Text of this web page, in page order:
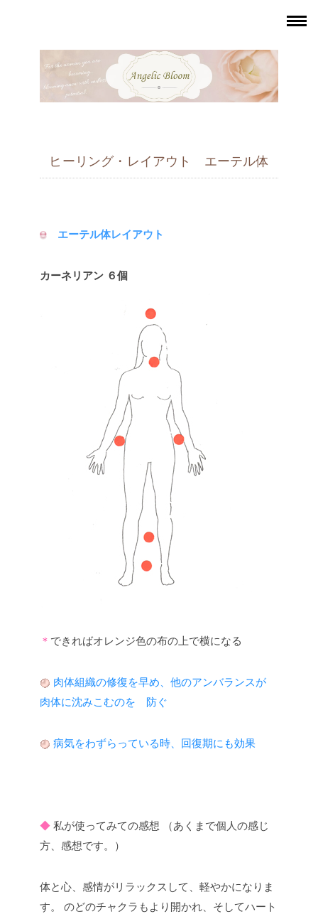
ヒーリング・レイアウト エーテル体
エーテル体レイアウト
カーネリアン ６個
＊ できればオレンジ色の布の上で横になる
肉体組織の修復を早め、他のアンバランスが
肉体に沈みこむのを 防ぐ
病気をわずらっている時、回復期にも効果
◆ 私が使ってみての感想 （あくまで個人の感じ
方、感想です。）
体と心、感情がリラックスして、軽やかになりま
す。
のどのチャクラもより開かれ、そしてハート